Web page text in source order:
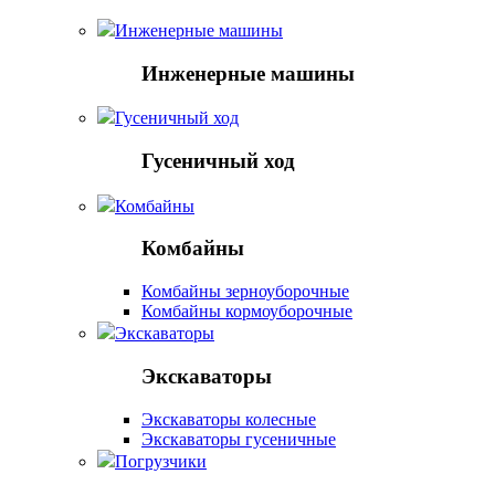
Инженерные машины
Инженерные машины
Гусеничный ход
Гусеничный ход
Комбайны
Комбайны
Комбайны зерноуборочные
Комбайны кормоуборочные
Экскаваторы
Экскаваторы
Экскаваторы колесные
Экскаваторы гусеничные
Погрузчики